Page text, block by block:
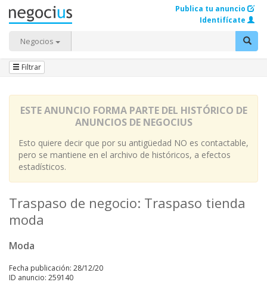
Negocios
Publica tu anuncio
Identifícate
Filtrar
ESTE ANUNCIO FORMA PARTE DEL HISTÓRICO DE
ANUNCIOS DE NEGOCIUS
Esto quiere decir que por su antigüedad NO es contactable,
pero se mantiene en el archivo de históricos, a efectos
estadísticos.
Traspaso de negocio: Traspaso tienda
moda
Moda
Fecha publicación: 28/12/20
ID anuncio: 259140